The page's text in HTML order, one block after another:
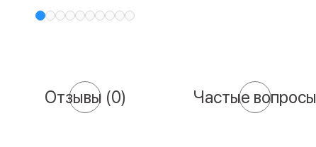
Отзывы (0) Частые вопросы